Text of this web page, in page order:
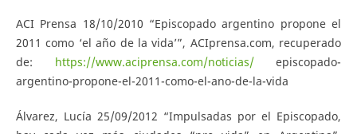
ACI Prensa 18/10/2010 “Episcopado argentino propone el
2011 como ‘el año de la vida’”, ACIprensa.com, recuperado
de: https://www.aciprensa.com/noticias/episcopado-
argentino-propone-el-2011-como-el-ano-de-la-vida
Álvarez, Lucía 25/09/2012 “Impulsadas por el Episcopado,